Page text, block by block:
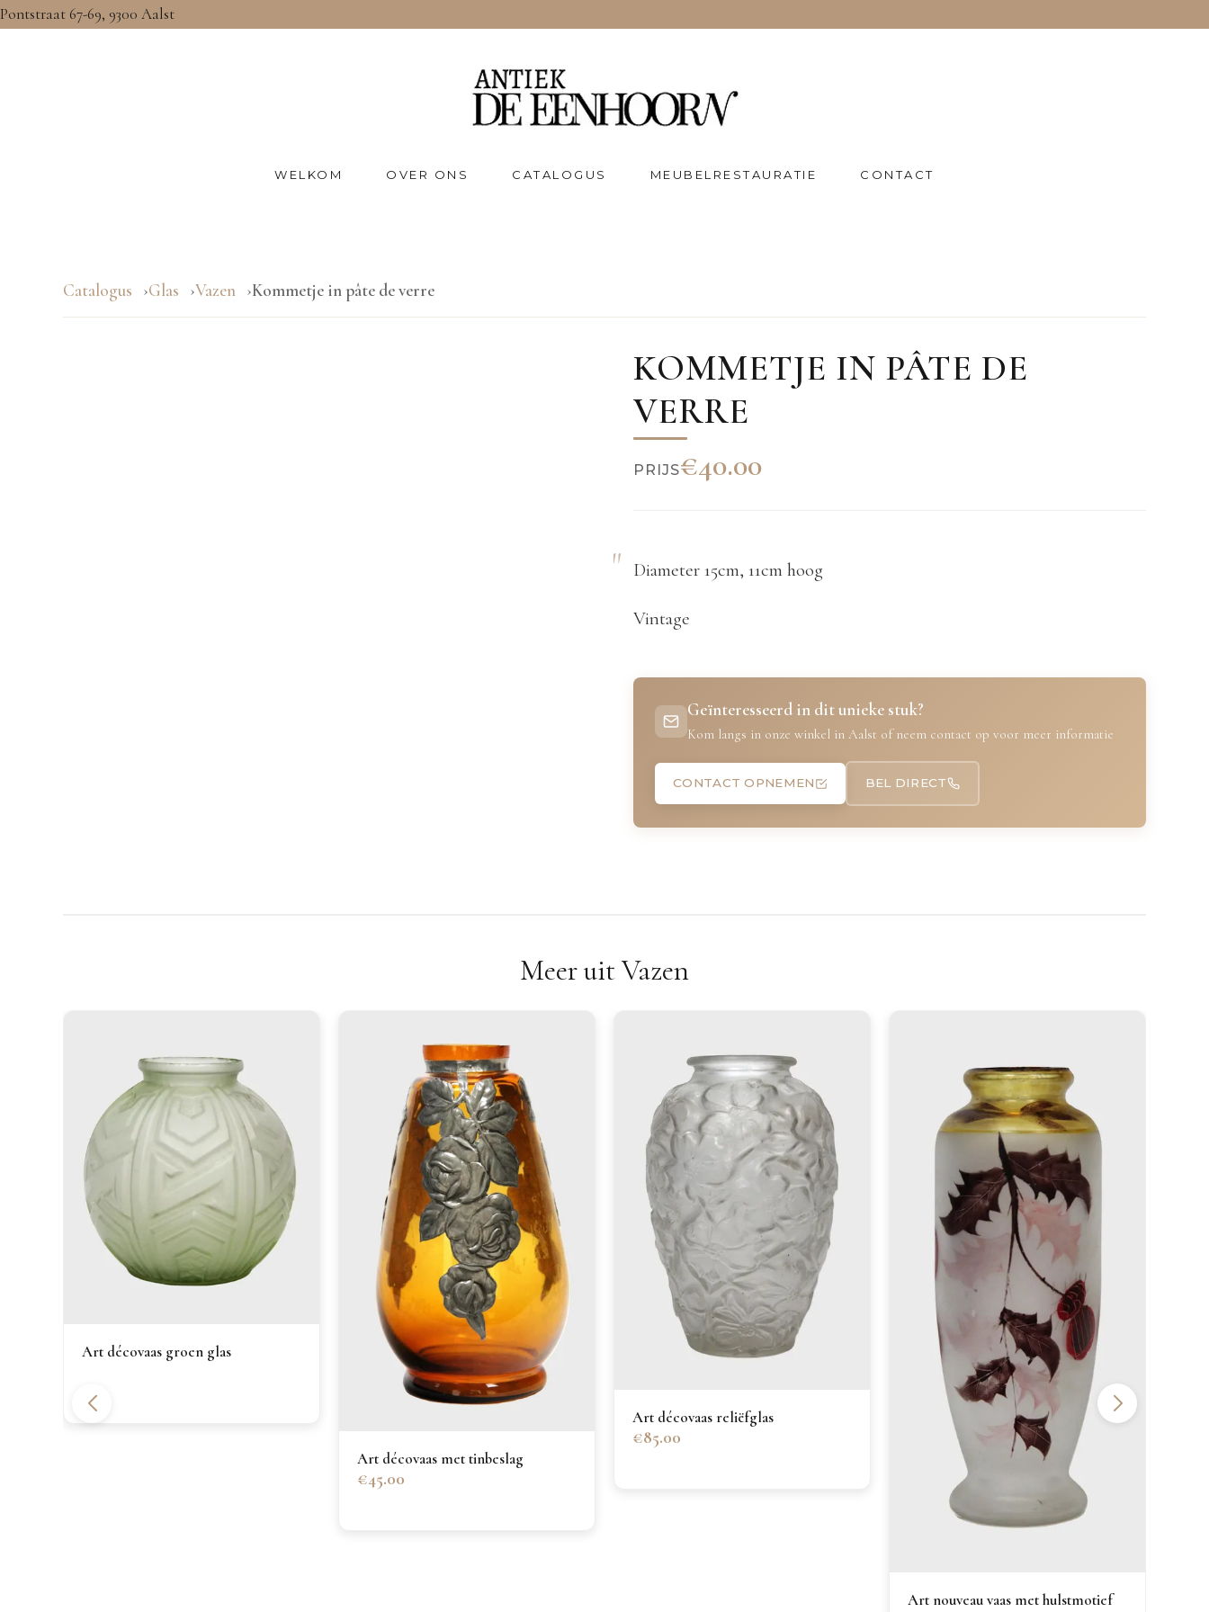
Pontstraat 67-69, 9300 Aalst
WELKOM OVER ONS CATALOGUS MEUBELRESTAURATIE CONTACT
Catalogus Glas Vazen Kommetje in pâte de verre
KOMMETJE IN PÂTE DE
VERRE
PRIJS€40.00
Diameter 15cm, 11cm hoog
Vintage
Geïnteresseerd in dit unieke stuk?
Kom langs in onze winkel in Aalst of neem contact op voor meer informatie
CONTACT OPNEMEN BEL DIRECT
Meer uit Vazen
Art décovaas groen glas
Art décovaas met tinbeslag
€45.00
Art décovaas reliëfglas
€85.00
Art nouveau vaas met hulstmotief